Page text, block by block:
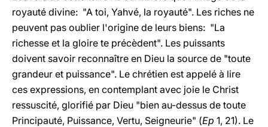
royauté divine: "A toi, Yahvé, la royauté". Les riches ne
peuvent pas oublier l'origine de leurs biens: "La
richesse et la gloire te précèdent". Les puissants
doivent savoir reconnaître en Dieu la source de "toute
grandeur et puissance". Le chrétien est appelé à lire
ces expressions, en contemplant avec joie le Christ
ressuscité, glorifié par Dieu "bien au-dessus de toute
Principauté, Puissance, Vertu, Seigneurie" (Ep 1, 21). Le